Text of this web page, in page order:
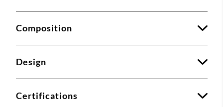
Composition
Design
Certifications